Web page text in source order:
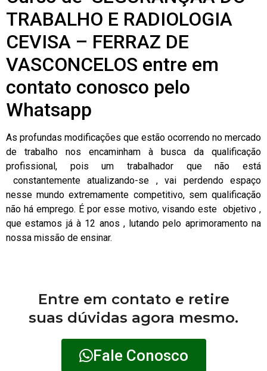
TRABALHO E RADIOLOGIA
CEVISA – FERRAZ DE
VASCONCELOS entre em
contato conosco pelo
Whatsapp
As profundas modificações que estão ocorrendo no mercado
de trabalho nos encaminham à busca da qualificação
profissional, pois um trabalhador que não está
constantemente atualizando-se , vai perdendo espaço
nesse mundo extremamente competitivo, sem qualificação
não há emprego. É por esse motivo, visando este objetivo ,
que estamos já à 12 anos , lutando pelo aprimoramento na
nossa missão de ensinar.
Entre em contato e retire
suas dúvidas agora mesmo.
Fale Conosco